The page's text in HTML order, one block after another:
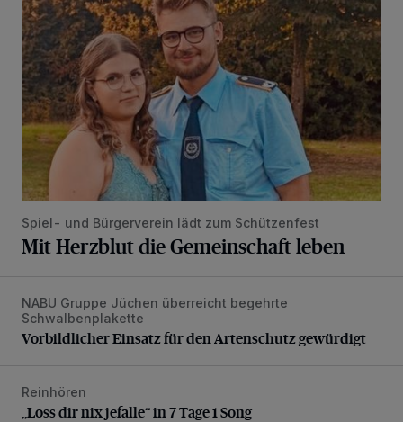
Spiel- und Bürgerverein lädt zum Schützenfest
Mit Herzblut die Gemeinschaft leben
Vorbildlicher Einsatz für den Artenschutz gewürdigt
NABU Gruppe Jüchen überreicht begehrte
Schwalbenplakette
Vorbildlicher Einsatz für den Artenschutz gewürdigt
„Loss dir nix jefalle“ in 7 Tage 1 Song
Reinhören
„Loss dir nix jefalle“ in 7 Tage 1 Song